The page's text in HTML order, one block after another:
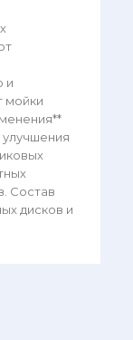
и
мойки
Состав
дисков и